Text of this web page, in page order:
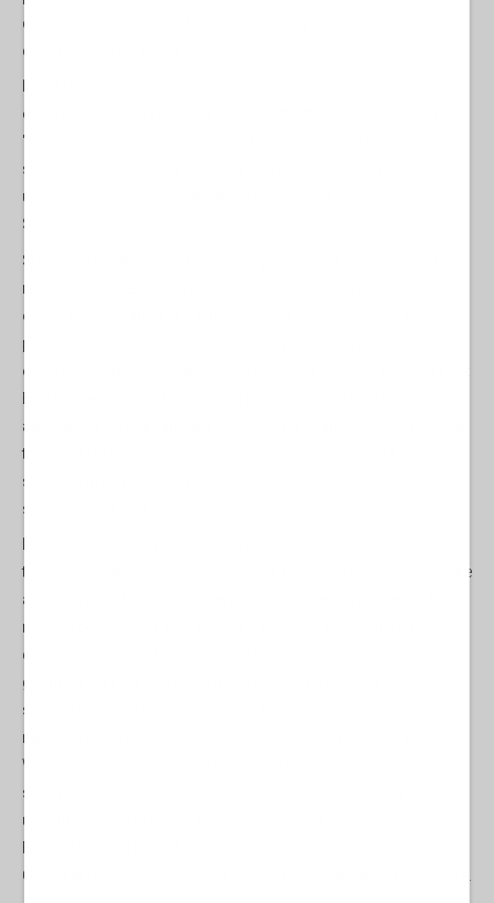
questa versione celebratoria e sanitizzata di un massacro
disonorevole e sanguinoso".
essere lodata in primo luogo", e ha descritto la decisione come
"profondamente preoccupante" perché "ignora la memoria
storica di una battaglia descritta come 'brutale, non provocata e
un massacro ingiusto dei Lakota da parte del 7° Cavalleria degli
Stati Uniti'".
Sui social e nelle strade di Pine Ridge, le voci si alzano in cori di
rabbia e lacrime: "Come possiamo fidarci di una nazione che
onora i nostri carnefici?". Queste parole non sono solo eco del
passato; sono il battito del cuore di un popolo che rifiuta di
essere silenziato. Pensate ai sopravvissuti, come la giovane Lost
adottata da un capitano dell'esercito ma segnata per sempre dal
trauma. O ai discendenti oggi, che visitano il sito – un luogo
sacro, non un campo di battaglia – e sentono gli spiriti
sussurrare: "Giustizia".
tradimento del "rammarico" del 1990, un velo su un razzismo che
ancora infetta le vene della democrazia americana. Mentre il
mondo celebra eroi, per i Lakota quelle medaglie sono catene:
catene che legano il passato al presente, impedendo la
guarigione. Eppure, in questo dolore c'è una scintilla di fuoco
sacro. Le proteste crescono, i senatori persistono, e le nazioni
native – resilienti come il vento delle praterie – non si arrendono.
Wounded Knee non è solo una data; è un richiamo. Un invito a
strappare quelle medaglie, a restituire dignità ai caduti, a tessere
un futuro dove l'onore non sia macchiato di sangue innocente.
Onorateci davvero". E noi, che ascoltiamo, dobbiamo rispondere.